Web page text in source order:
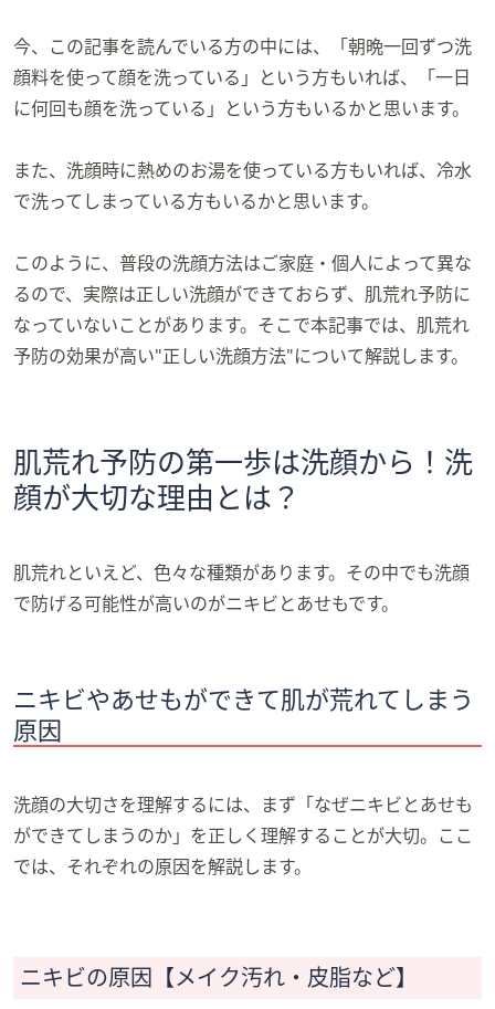
で
左
右
に
ワ
イ
し
て
閲
覧
で
今、この記事を読んでいる方の中には、「朝晩一回ずつ洗
顔料を使って顔を洗っている」という方もいれば、「一日
に何回も顔を洗っている」という方もいるかと思います。
また、洗顔時に熱めのお湯を使っている方もいれば、冷水
で洗ってしまっている方もいるかと思います。
このように、普段の洗顔方法はご家庭・個人によって異な
るので、実際は正しい洗顔ができておらず、肌荒れ予防に
なっていないことがあります。そこで本記事では、肌荒れ
予防の効果が高い"正しい洗顔方法"について解説します。
肌荒れ予防の第一歩は洗顔から！洗
顔が大切な理由とは？
肌荒れといえど、色々な種類があります。その中でも洗顔
で防げる可能性が高いのがニキビとあせもです。
ニキビやあせもができて肌が荒れてしまう
原因
洗顔の大切さを理解するには、まず「なぜニキビとあせも
ができてしまうのか」を正しく理解することが大切。ここ
では、それぞれの原因を解説します。
ニキビの原因【メイク汚れ・皮脂など】